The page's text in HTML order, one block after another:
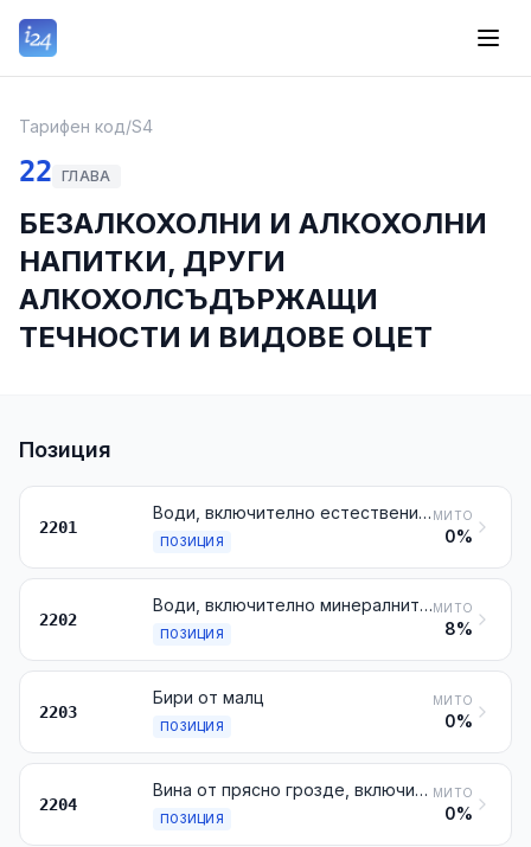
Тарифен код/S4
22 ГЛАВА
БЕЗАЛКОХОЛНИ И АЛКОХОЛНИ
НАПИТКИ, ДРУГИ
АЛКОХОЛСЪДЪРЖАЩИ
ТЕЧНОСТИ И ВИДОВЕ ОЦЕТ
Позиция
2201
Води, включително естествените или изкуствените минерални води и газираните води, без прибавка на захар или други подсладители, нито ароматизирани; лед и сняг
ПОЗИЦИЯ
МИТО
0%
2202
Води, включително минералните води и газираните води, с прибавка на захар или други подсладители или ароматизирани, други безалкохолни напитки, с изключение на соковете от плодове, черупкови плодове и зеленчуци от № 2009
ПОЗИЦИЯ
МИТО
8%
2203
Бири от малц
ПОЗИЦИЯ
МИТО
0%
2204
Вина от прясно грозде, включително обогатените с алкохол; гроздова мъст, различна от тази от № 2009
ПОЗИЦИЯ
МИТО
0%